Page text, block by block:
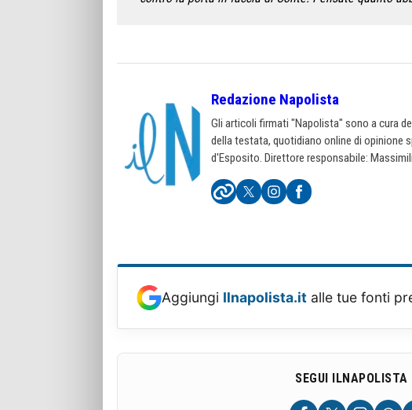
Redazione Napolista
Gli articoli firmati "Napolista" sono a cura
della testata, quotidiano online di opinione
d'Esposito. Direttore responsabile:
Aggiungi Ilnapolista.it alle tue fonti
SEGUI